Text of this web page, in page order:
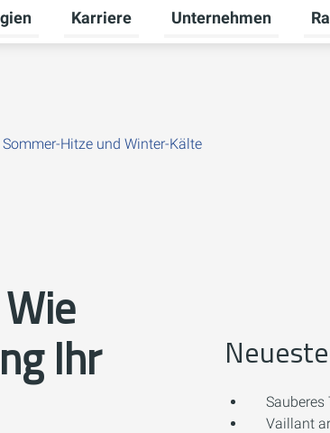
umschalten
Untermenü für Erneuerbare Energien
Karriere
Untermenü für Karriere
Unternehmen
Sommer-Hitze und Winter-Kälte
Ihr
Sauberes
Vaillant